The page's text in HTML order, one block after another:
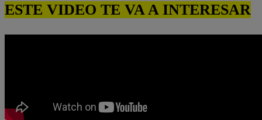
ESTE VIDEO TE VA A INTERESAR